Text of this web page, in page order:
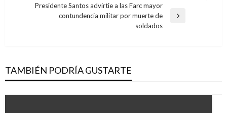
entradas
anteriorPresidente Santos advirtie a las Farc mayor
contundencia militar por muerte de
soldados
TAMBIÉN PODRÍA GUSTARTE